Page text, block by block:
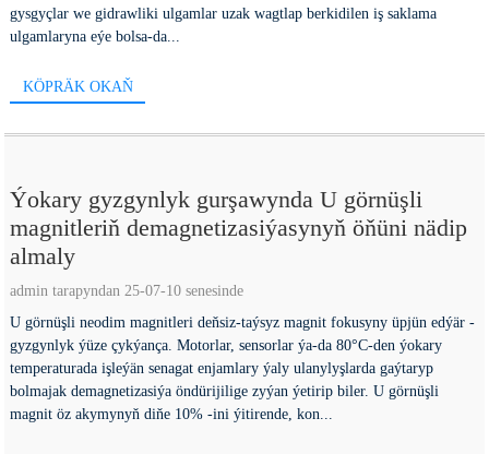
gysgyçlar we gidrawliki ulgamlar uzak wagtlap berkidilen iş saklama
ulgamlaryna eýe bolsa-da...
KÖPRÄK OKAŇ
Ýokary gyzgynlyk gurşawynda U görnüşli
magnitleriň demagnetizasiýasynyň öňüni nädip
almaly
admin tarapyndan 25-07-10 senesinde
U görnüşli neodim magnitleri deňsiz-taýsyz magnit fokusyny üpjün edýär -
gyzgynlyk ýüze çykýança. Motorlar, sensorlar ýa-da 80°C-den ýokary
temperaturada işleýän senagat enjamlary ýaly ulanylyşlarda gaýtaryp
bolmajak demagnetizasiýa öndürijilige zyýan ýetirip biler. U görnüşli
magnit öz akymynyň diňe 10% -ini ýitirende, kon...